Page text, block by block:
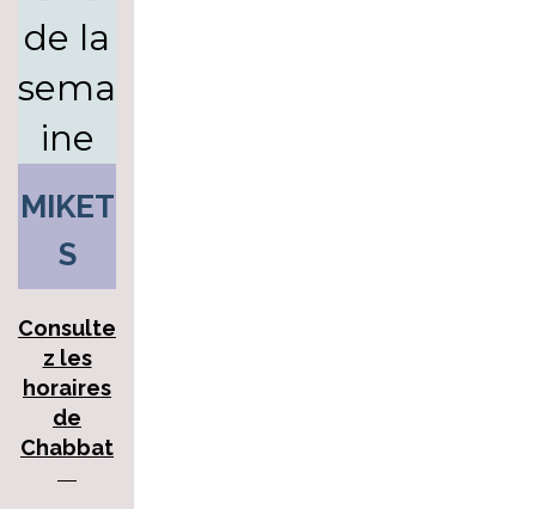
de la
sema
ine
MIKET
S
Consulte
z les
horaires
de
Chabbat